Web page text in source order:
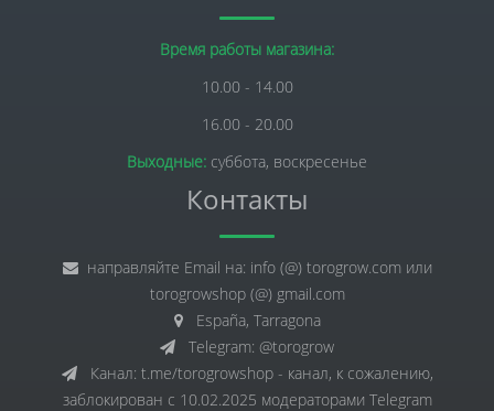
Время работы магазина:
10.00 - 14.00
16.00 - 20.00
Выходные: суббота, воскресенье
Контакты
направляйте Email на: info (@) torogrow.com или
torogrowshop (@) gmail.com
España, Tarragona
Telegram: @torogrow
Канал: t.me/torogrowshop - канал, к сожалению,
заблокирован с 10.02.2025 модераторами Telegram